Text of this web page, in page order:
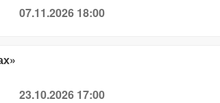
07.11.2026 18:00
23.10.2026 17:00